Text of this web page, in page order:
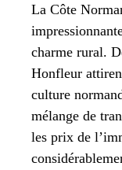
La Côte
charme rural.
Honfleur
culture
mélange de
les prix de